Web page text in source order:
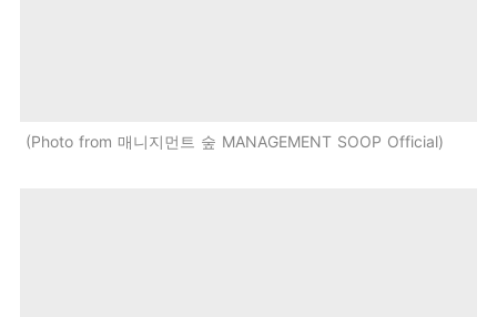
Photo from 매니지먼트 숲 MANAGEMENT SOOP Official